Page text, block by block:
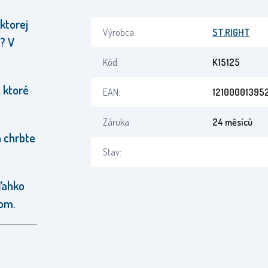
V
ktoré
chrbte
Výrobca: ST.RIGHT
Kód: K15125
EAN:
Záruka: 24 měsíců
Stav: